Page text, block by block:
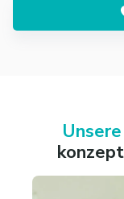
Unsere